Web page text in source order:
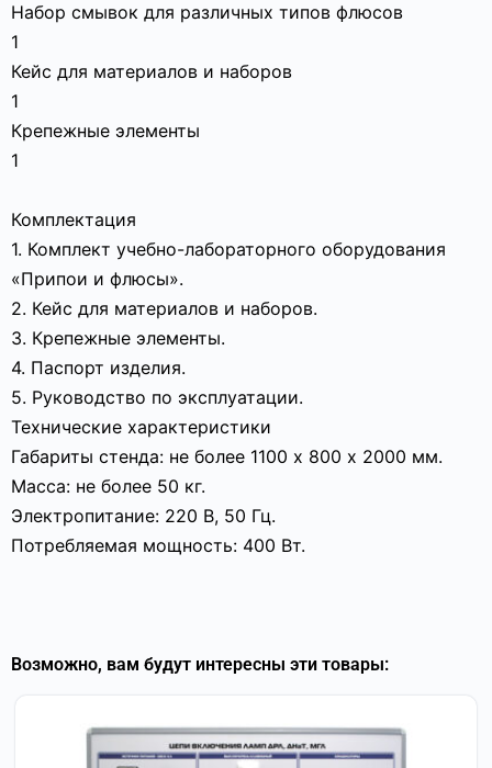
Набор смывок для различных типов флюсов
1
Кейс для материалов и наборов
1
Крепежные элементы
1
Комплектация
1. Комплект учебно-лабораторного оборудования
«Припои и флюсы».
2. Кейс для материалов и наборов.
3. Крепежные элементы.
4. Паспорт изделия.
5. Руководство по эксплуатации.
Технические характеристики
Габариты стенда: не более 1100 х 800 х 2000 мм.
Масса: не более 50 кг.
Электропитание: 220 В, 50 Гц.
Потребляемая мощность: 400 Вт.
Возможно, вам будут интересны эти товары: